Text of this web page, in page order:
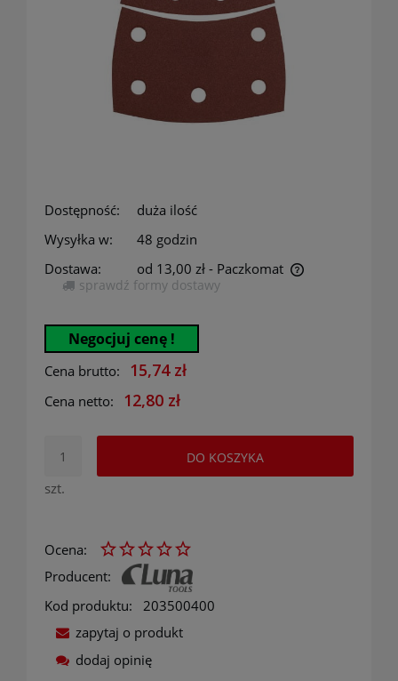
Dostępność:
duża ilość
Wysyłka w:
48 godzin
Dostawa:
od 13,00 zł - Paczkomat
Cena nie zawiera ewentualnych kosztów płatności
sprawdź formy dostawy
Negocjuj cenę !
Cena brutto: 15,74 zł
Cena netto: 12,80 zł
szt.
DO KOSZYKA
Ocena:
Producent:
Kod produktu:
203500400
zapytaj o produkt
dodaj opinię